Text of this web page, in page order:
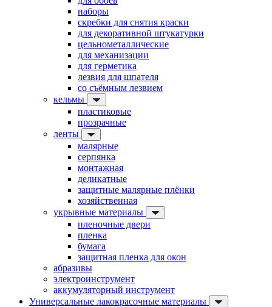
наборы
скребки для снятия краски
для декоративной штукатурки
цельнометаллические
для механизации
для герметика
лезвия для шпателя
со съёмным лезвием
кельмы
пластиковые
прозрачные
ленты
малярные
серпянка
монтажная
деликатные
защитные малярные плёнки
хозяйственная
укрывные материалы
пленочные двери
пленка
бумага
защитная пленка для окон
абразивы
электроинструмент
аккумуляторный инструмент
Универсальные лакокрасочные материалы